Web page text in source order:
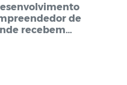
de
recebem
Receita